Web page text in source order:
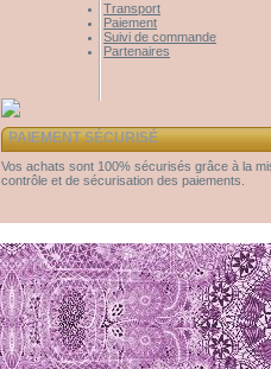
Transport
Paiement
Suivi de commande
Partenaires
PAIEMENT SÉCURISÉ
Vos achats sont 100% sécurisés grâce à la
contrôle et de sécurisation des paiements.